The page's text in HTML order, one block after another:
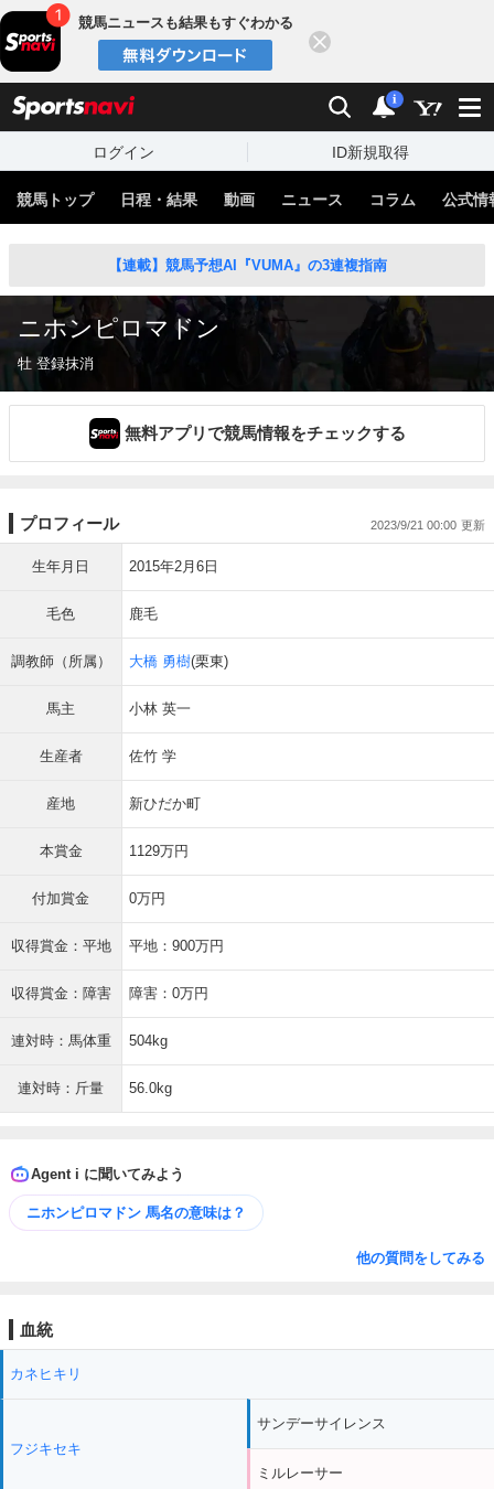
競馬ニュースも結果もすぐわかる
検索 通知
i
ログイン ID新規取得
競馬トップ 日程・結果 動画 ニュース コラム 公式情
【連載】競馬予想AI『VUMA』の3連複指南
ニホンピロマドン
牡 登録抹消
無料アプリで競馬情報をチェックする
プロフィール 2023/9/21 00:00
生年月日 2015年2月6日
毛色 鹿毛
調教師（所属） 大橋 勇樹(栗東)
馬主 小林 英一
生産者 佐竹 学
産地 新ひだか町
本賞金 1129万円
付加賞金 0万円
収得賞金：平地 平地：900万円
収得賞金：障害 障害：0万円
連対時：馬体重 504kg
連対時：斤量 56.0kg
Agent i に聞いてみよう
ニホンピロマドン 馬名の意味は？
他の質問をしてみる
血統
カネヒキリ
フジキセキ
サンデーサイレンス
ミルレーサー